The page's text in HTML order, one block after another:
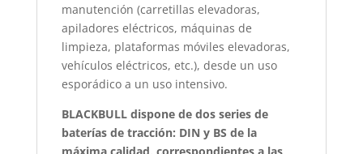
manutención (carretillas elevadoras,
apiladores eléctricos, máquinas de
limpieza, plataformas móviles elevadoras,
vehículos eléctricos, etc.), desde un uso
esporádico a un uso intensivo.
BLACKBULL dispone de dos series de
baterías de tracción: DIN y BS de la